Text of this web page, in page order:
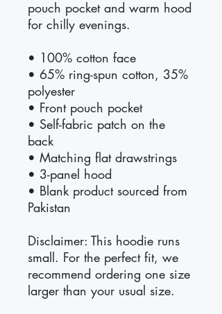
pouch pocket and warm hood
for chilly evenings.
• 100% cotton face
• 65% ring-spun cotton, 35%
polyester
• Front pouch pocket
• Self-fabric patch on the
back
• Matching flat drawstrings
• 3-panel hood
• Blank product sourced from
Pakistan
Disclaimer: This hoodie runs
small. For the perfect fit, we
recommend ordering one size
larger than your usual size.